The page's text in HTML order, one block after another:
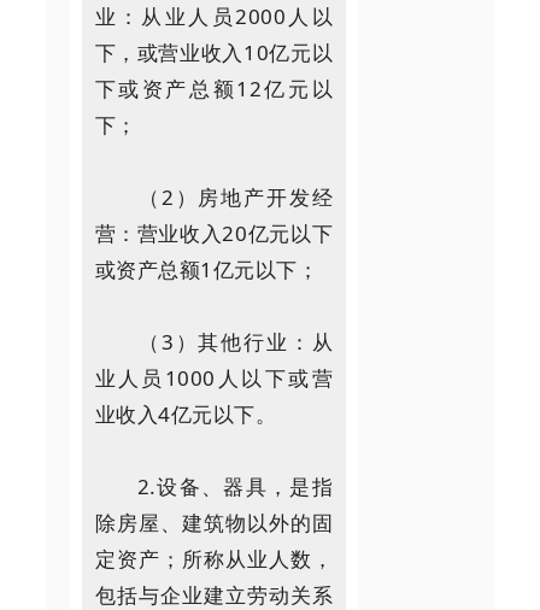
业：从业人员2000人以
下，或营业收入10亿元以
下或资产总额12亿元以
下；
（2）房地产开发经
营：营业收入20亿元以下
或资产总额1亿元以下；
（3）其他行业：从
业人员1000人以下或营
业收入4亿元以下。
2.设备、器具，是指
除房屋、建筑物以外的固
定资产；所称从业人数，
包括与企业建立劳动关系